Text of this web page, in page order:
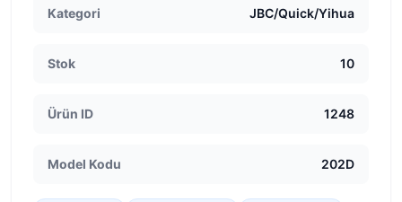
Kategori JBC/Quick/Yihua
Stok 10
Ürün ID 1248
Model Kodu 202D